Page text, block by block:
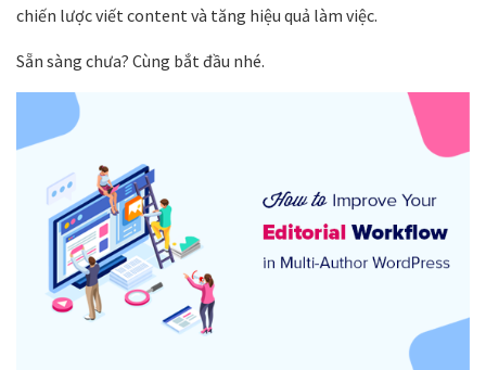
chiến lược viết content và tăng hiệu quả làm việc.
Sẵn sàng chưa? Cùng bắt đầu nhé.